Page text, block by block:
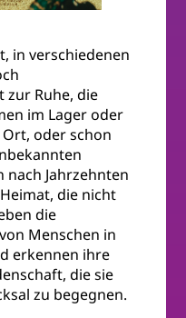
in verschiedenen
Ruhe, die
im Lager oder
oder schon
nach Jahrzehnten
die nicht
die
Menschen in
erkennen ihre
die sie
zu begegnen.